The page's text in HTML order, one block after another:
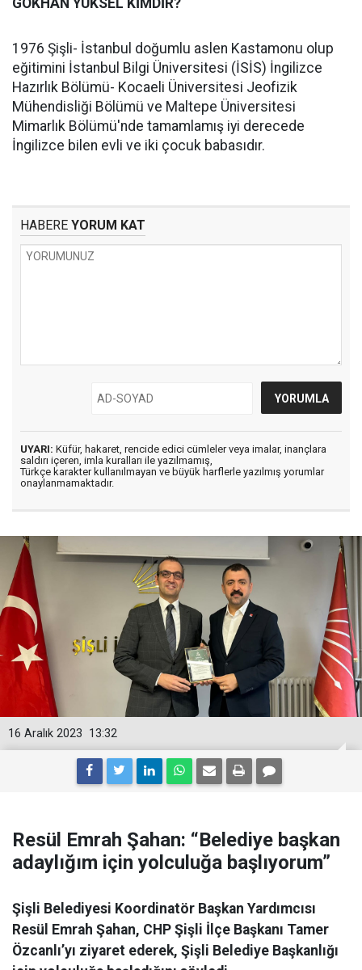
GÖKHAN YÜKSEL KİMDİR?
1976 Şişli- İstanbul doğumlu aslen Kastamonu olup
eğitimini İstanbul Bilgi Üniversitesi (İSİS) İngilizce
Hazırlık Bölümü- Kocaeli Üniversitesi Jeofizik
Mühendisliği Bölümü ve Maltepe Üniversitesi
Mimarlık Bölümü'nde tamamlamış iyi derecede
İngilizce bilen evli ve iki çocuk babasıdır.
HABERE YORUM KAT
UYARI: Küfür, hakaret, rencide edici cümleler veya imalar, inançlara
saldırı içeren, imla kuralları ile yazılmamış,
Türkçe karakter kullanılmayan ve büyük harflerle yazılmış yorumlar
onaylanmamaktadır.
13:32
16 Aralık 2023
Resül Emrah Şahan: “Belediye başkan
adaylığım için yolculuğa başlıyorum”
Şişli Belediyesi Koordinatör Başkan Yardımcısı
Resül Emrah Şahan, CHP Şişli İlçe Başkanı Tamer
Özcanlı’yı ziyaret ederek, Şişli Belediye Başkanlığı